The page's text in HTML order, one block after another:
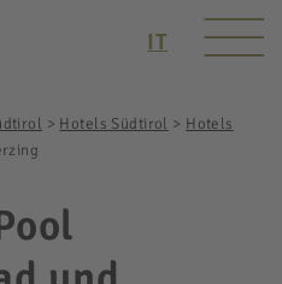
IT
> Hotels Südtirol > Hotels